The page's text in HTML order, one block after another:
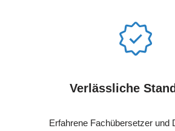
Verlässliche
Erfahrene Fachübersetzer und